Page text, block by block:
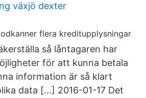
växjö dexter
så låntagaren har
för att kunna betala
information är så klart
data […] 2016-01-17 Det